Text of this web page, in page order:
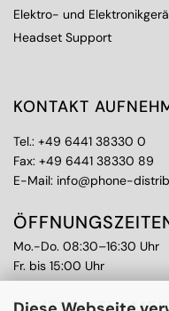
Elektro- und
Headset Support
KONTAKT
Tel.: +49 6441 38330 0
Fax: +49 6441 38330 89
E-Mail: info@phone-
Mo.-Do. 08:30–16:30 Uhr
Fr. bis 15:00 Uhr